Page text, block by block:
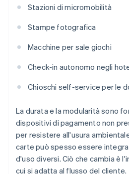
Stazioni di micromobilità
Stampe fotografica
Macchine per sale giochi
Check-in autonomo negli
Chioschi self-service per le
La durata e la modularità sono
dispositivi di pagamento non
per resistere all'usura
carte può spesso essere
d'uso diversi. Ciò che cambia è
cui si adatta al flusso del cliente.